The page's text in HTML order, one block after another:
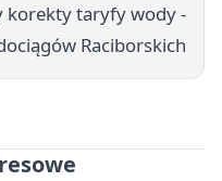
korekty taryfy wody -
Raciborskich